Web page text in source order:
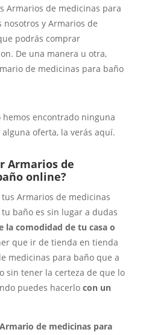
Armarios de medicinas para
nosotros y Armarios de
podrás comprar
De una manera u otra,
de medicinas para baño
hemos encontrado ninguna
oferta, la verás aquí.
Armarios de
online?
Armarios de medicinas
baño es sin lugar a dudas
la comodidad de tu casa o
que ir de tienda en tienda
medicinas para baño que a
sin tener la certeza de que lo
puedes hacerlo con un
de medicinas para